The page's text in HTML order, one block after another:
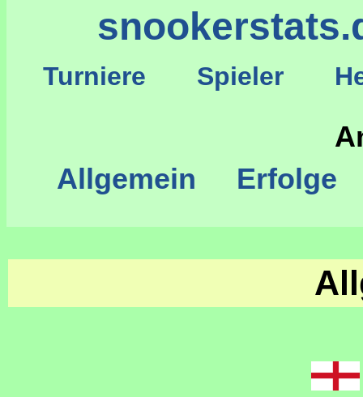
Turniere Spieler
Allgemein Erfolge